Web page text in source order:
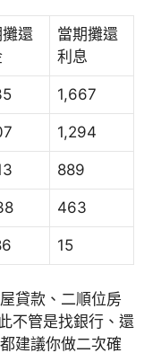
還
當期攤還
利息
1,667
1,294
889
463
15
貸款、二順位房
不管是找銀行、還
建議你做二次確